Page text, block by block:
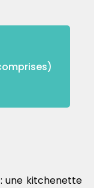
une kitchenette